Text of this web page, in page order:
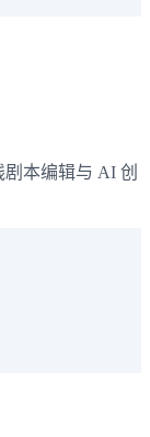
本编辑与 AI 创